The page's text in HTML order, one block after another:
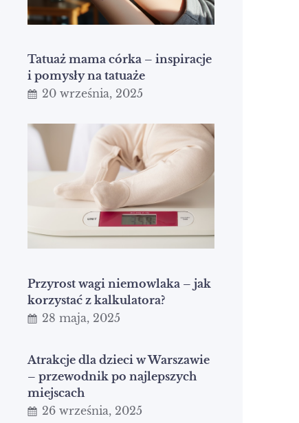
Tatuaż mama córka – inspiracje
i pomysły na tatuaże
20 września, 2025
Przyrost wagi niemowlaka – jak
korzystać z kalkulatora?
28 maja, 2025
Atrakcje dla dzieci w Warszawie
– przewodnik po najlepszych
miejscach
26 września, 2025